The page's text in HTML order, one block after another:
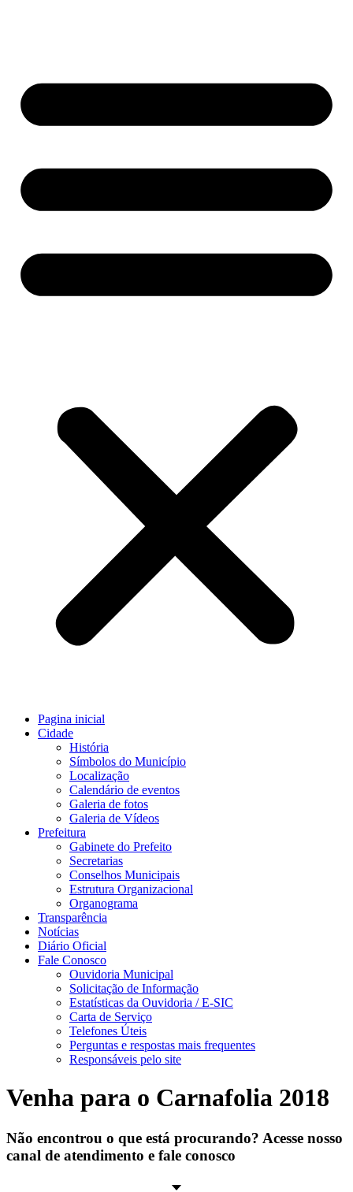
Pagina inicial
Cidade
História
Símbolos do Município
Localização
Calendário de eventos
Galeria de fotos
Galeria de Vídeos
Prefeitura
Gabinete do Prefeito
Secretarias
Conselhos Municipais
Estrutura Organizacional
Organograma
Transparência
Notícias
Diário Oficial
Fale Conosco
Ouvidoria Municipal
Solicitação de Informação
Estatísticas da Ouvidoria / E-SIC
Carta de Serviço
Telefones Úteis
Perguntas e respostas mais frequentes
Responsáveis pelo site
Venha para o Carnafolia 2018
Não encontrou o que está procurando? Acesse nosso
canal de atendimento e fale conosco